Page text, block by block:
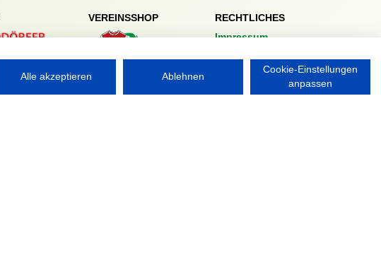
Alle akzeptieren Ablehnen
Cookie-Einstellungen
anpassen
VEREINSSHOP
Nordsport.store
RECHTLICHES
Impressum